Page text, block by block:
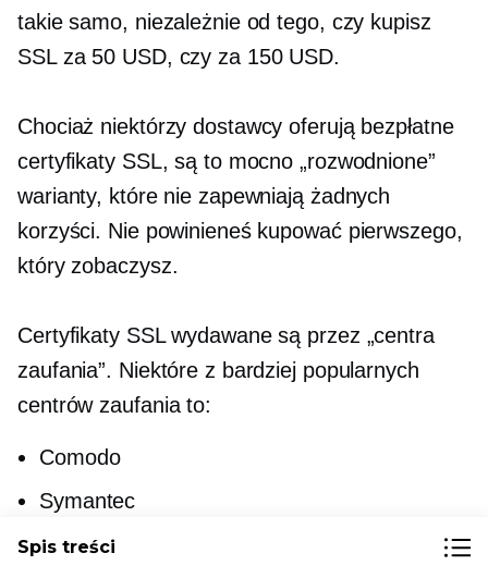
takie samo, niezależnie od tego, czy kupisz
SSL za 50 USD, czy za 150 USD.
Chociaż niektórzy dostawcy oferują bezpłatne
certyfikaty SSL, są to mocno „rozwodnione”
warianty, które nie zapewniają żadnych
korzyści. Nie powinieneś kupować pierwszego,
który zobaczysz.
Certyfikaty SSL wydawane są przez „centra
zaufania”. Niektóre z bardziej popularnych
centrów zaufania to:
Comodo
Symantec
DigiCert
Spis treści